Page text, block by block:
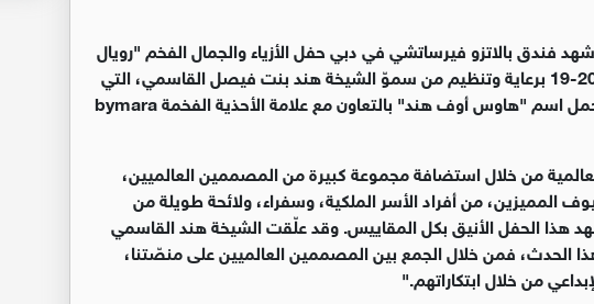
شهد فندق بالاتزو فيرساتشي في دبي حفل الأزياء والجمال الفخم "رويال
غالا" Royal Gala لمجموعات ربيع وصيف 2018-19 برعاية وتنظيم من سموّ الشيخة هند بنت فيصل القاسمي، التي
أثرت العرض بتقديم مجموعتها الخاصة التي تحمل اسم "هاوس أوف هند" بالتعاون مع علامة الأحذية الفخمة bymara
من خلال استضافة مجموعة كبيرة من المصممين العالميين،
المميزين، من أفراد الأسر الملكية، وسفراء، ولائحة طويلة من
هذا الحفل الأنيق بكل المقاييس. وقد علّقت الشيخة هند القاسمي
الحدث، فمن خلال الجمع بين المصممين العالميين على منصّتنا،
من خلال ابتكاراتهم."